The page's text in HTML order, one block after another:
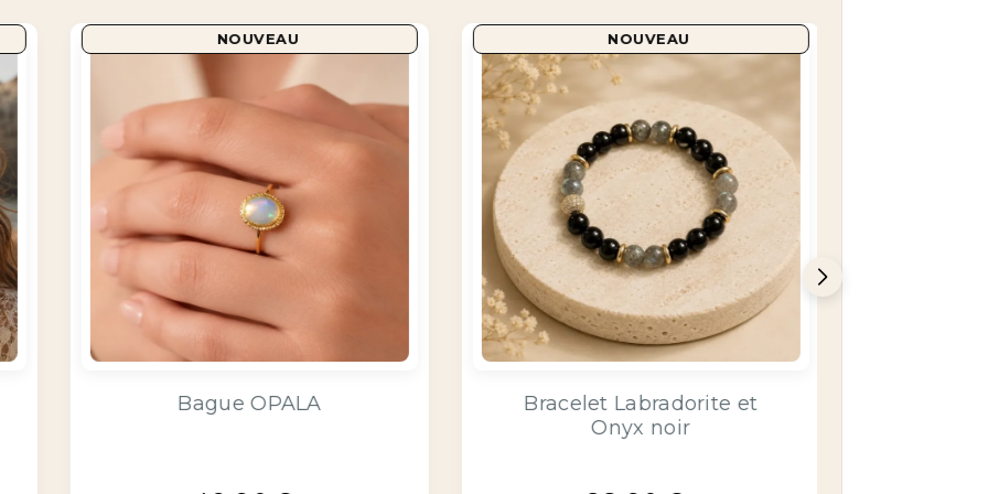
Bague AURA
NOUVEAU
Bracelet Aigue Marine &
Sélénite
NOUVEAU